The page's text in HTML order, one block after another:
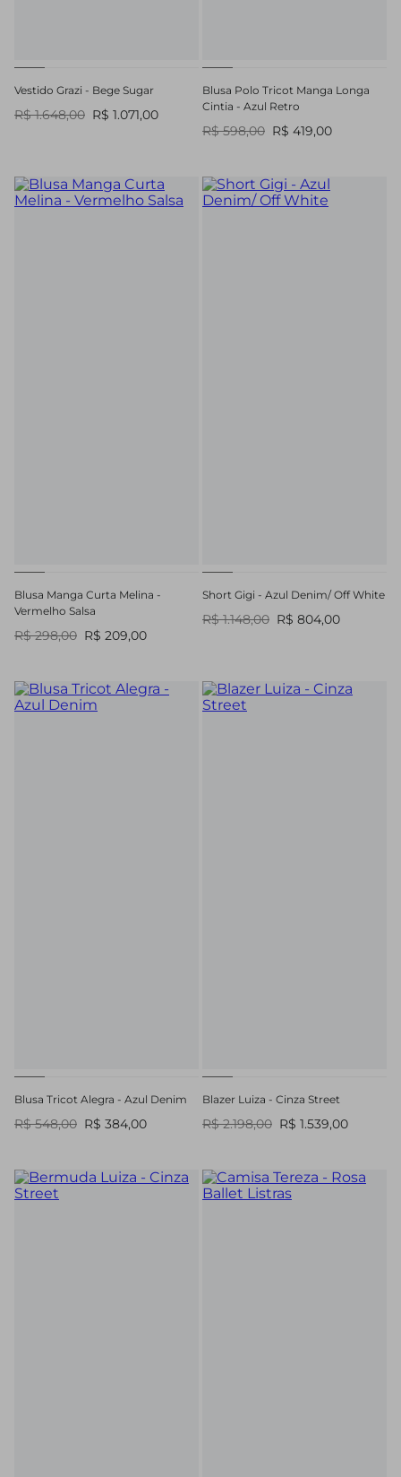
Vestido Grazi - Bege Sugar
R$ 1.648,00 R$ 1.071,00
Blusa Polo Tricot Manga Longa
Cintia - Azul Retro
R$ 598,00 R$ 419,00
Blusa Manga Curta Melina -
Vermelho Salsa
R$ 298,00 R$ 209,00
Short Gigi - Azul Denim/ Off White
R$ 1.148,00 R$ 804,00
Blusa Tricot Alegra - Azul Denim
R$ 548,00 R$ 384,00
Blazer Luiza - Cinza Street
R$ 2.198,00 R$ 1.539,00